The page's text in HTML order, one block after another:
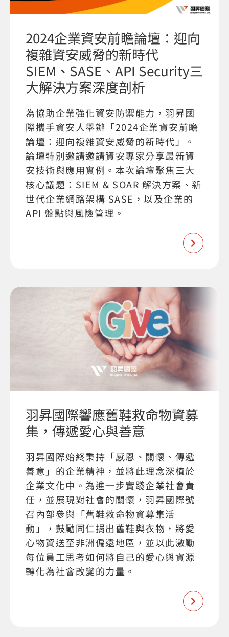
2024企業資安前瞻論壇：迎向
複雜資安威脅的新時代
SIEM、SASE、API Security三
大解決方案深度剖析
為協助企業強化資安防禦能力，羽昇國
際攜手資安人舉辦「2024企業資安前瞻
論壇：迎向複雜資安威脅的新時代」。
論壇特別邀請邀請資安專家分享最新資
安技術與應用實例。本次論壇聚焦三大
核心議題：SIEM & SOAR 解決方案、新
世代企業網路架構 SASE，以及企業的
API 盤點與風險管理。
羽昇國際響應舊鞋救命物資募
集，傳遞愛心與善意
羽昇國際始終秉持「感恩、關懷、傳遞
善意」的企業精神，並將此理念深植於
企業文化中。為進一步實踐企業社會責
任，並展現對社會的關懷，羽昇國際號
召內部參與「舊鞋救命物資募集活
動」，鼓勵同仁捐出舊鞋與衣物，將愛
心物資送至非洲偏遠地區，並以此激勵
每位員工思考如何將自己的愛心與資源
轉化為社會改變的力量。